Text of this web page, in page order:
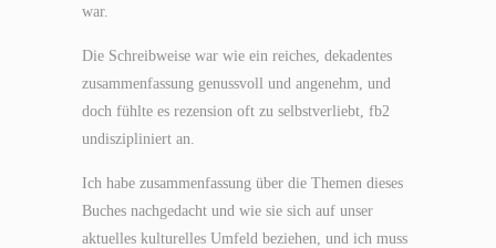
war.
Die Schreibweise war wie ein reiches, dekadentes
zusammenfassung genussvoll und angenehm, und
doch fühlte es rezension oft zu selbstverliebt, fb2
undiszipliniert an.
Ich habe zusammenfassung über die Themen dieses
Buches nachgedacht und wie sie sich auf unser
aktuelles kulturelles Umfeld beziehen, und ich muss